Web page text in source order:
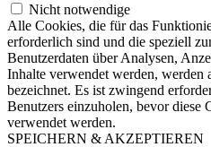
Nicht notwendige
Alle Cookies, die für das
erforderlich sind und die speziell
Benutzerdaten über Analysen,
Inhalte verwendet werden, werden
bezeichnet. Es ist zwingend
Benutzers einzuholen, bevor diese
verwendet werden.
SPEICHERN & AKZEPTIEREN